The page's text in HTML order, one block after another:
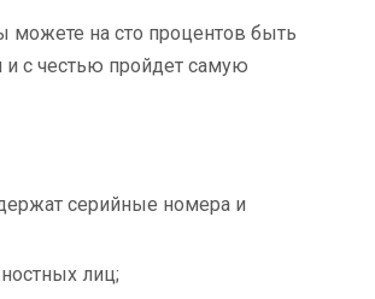
можете на сто процентов быть
с честью пройдет самую
серийные номера и
лиц;